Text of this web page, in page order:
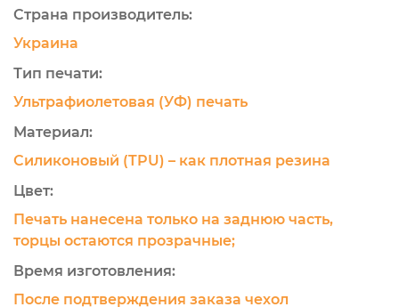
Страна производитель:
Украина
Тип печати:
Ультрафиолетовая (УФ) печать
Материал:
Силиконовый (TPU) – как плотная резина
Цвет:
Печать нанесена только на заднюю часть,
торцы остаются прозрачные;
Время изготовления:
После подтверждения заказа чехол